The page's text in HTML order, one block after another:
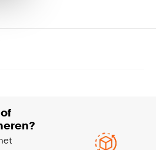
PVC 100%
100 CM